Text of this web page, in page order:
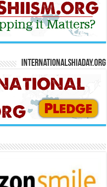
Internationalshiaday.org